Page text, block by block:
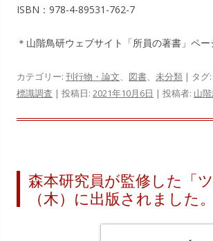
ISBN：978-4-89531-762-7
＊山階鳥研ウェブサイト「所員の著書」ペ
カテゴリー: 刊行物・論文、 図書、 未分類 | タグ:
標識調査 | 投稿日: 2021年10月6日 | 投稿者: 山
森本研究員が監修した「
（木）に出版されました。